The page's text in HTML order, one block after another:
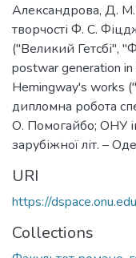
Александрова, Д. М.
творчості Ф. С.
("Великий Гетсбі",
postwar generation
Hemingway's works
дипломна робота
О. Помогайбо; ОНУ
зарубіжної літ. –
URI
https://
Collections